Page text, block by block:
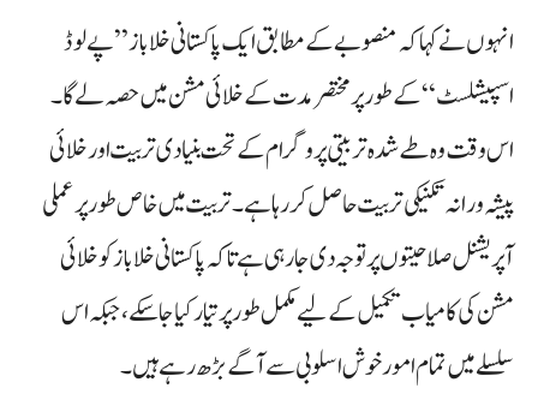
انہوں نے کہا کہ منصوبے کے مطابق ایک پاکستانی خلا باز ”پے لوڈ
اسپیشلسٹ“ کے طور پر مختصر مدت کے خلائی مشن میں حصہ لے گا۔
اس وقت وہ طے شدہ تربیتی پروگرام کے تحت بنیادی تربیت اور خلائی
پیشہ ورانہ تکنیکی تربیت حاصل کر رہا ہے۔تربیت میں خاص طور پر عملی
آپریشنل صلاحیتوں پر توجہ دی جا رہی ہے تاکہ پاکستانی خلا باز کو خلائی
مشن کی کامیاب تکمیل کے لیے مکمل طور پر تیار کیا جا سکے، جبکہ اس
سلسلے میں تمام امور خوش اسلوبی سے آگے بڑھ رہے ہیں۔